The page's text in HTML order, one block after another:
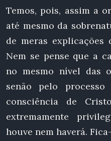
Temos, pois, assim a
até mesmo da
de meras explicações
Nem se pense que a
no mesmo nível das
senão pelo
consciência de
extremamente
houve nem haverá.